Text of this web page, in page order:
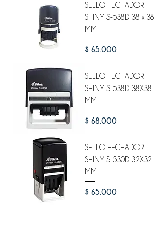
SELLO FECHADOR
SHINY S-538D 38 x 38
MM
Precio
$ 65.000
SELLO FECHADOR
SHINY S-538D 38X38
MM
Precio
$ 68.000
SELLO FECHADOR
SHINY S-530D 32X32
MM
Precio
$ 65.000